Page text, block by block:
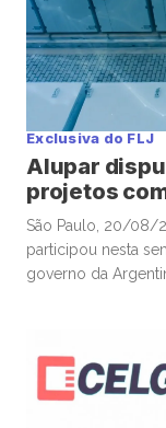
Exclusiva do FLJ
Alupar
projetos
São Paulo, 20/08/
participou nesta
governo da
internacional na
licitações do setor